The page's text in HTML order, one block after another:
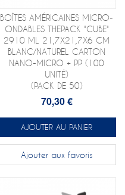
BOÎTES AMÉRICAINES MICRO-
ONDABLES THEPACK "CUBE"
2910 ML 21,7X21,7X6 CM
BLANC/NATUREL CARTON
NANO-MICRO + PP (100
UNITÉ)
(PACK DE 50)
70,30 €
AJOUTER AU PANIER
Ajouter aux favoris